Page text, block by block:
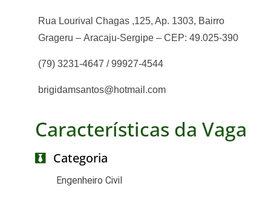
Rua Lourival Chagas ,125, Ap. 1303, Bairro
Grageru – Aracaju-Sergipe – CEP: 49.025-390
(79) 3231-4647 / 99927-4544
brigidamsantos@hotmail.com
Características da Vaga
Categoria
Engenheiro Civil